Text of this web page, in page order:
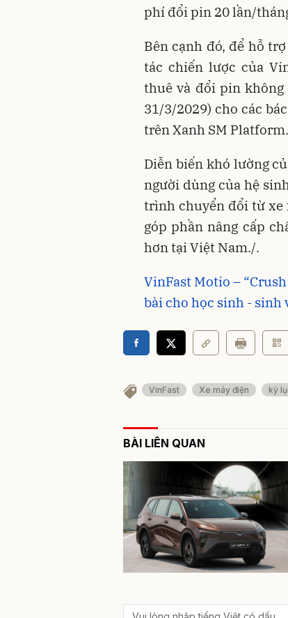
phí đổi pin 20 lần/
Bên cạnh đó, để hỗ
tác chiến lược của
thuê và đổi pin
31/3/2029) cho các
trên Xanh SM Platform.
Diễn biến khó lường
người dùng của hệ
trình chuyển đổi từ xe
góp phần nâng cấp
hơn tại Việt Nam./.
VinFast Motio –
bài cho học sinh - sinh
VinFast Xe máy điện kỷ
BÀI LIÊN QUAN